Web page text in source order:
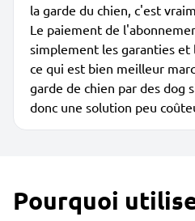
la garde du chien, c'est
Le paiement de
simplement les garanties et
ce qui est bien meilleur
garde de chien par des dog
donc une solution peu
Pourquoi